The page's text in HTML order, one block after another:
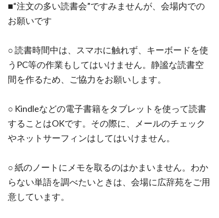
■“注文の多い読書会”ですみませんが、会場内での
お願いです
○ 読書時間中は、スマホに触れず、キーボードを使
うPC等の作業もしてはいけません。静謐な読書空
間を作るため、ご協力をお願いします。
○ Kindleなどの電子書籍をタブレットを使って読書
することはOKです。その際に、メールのチェック
やネットサーフィンはしてはいけません。
○ 紙のノートにメモを取るのはかまいません。わか
らない単語を調べたいときは、会場に広辞苑をご用
意しています。